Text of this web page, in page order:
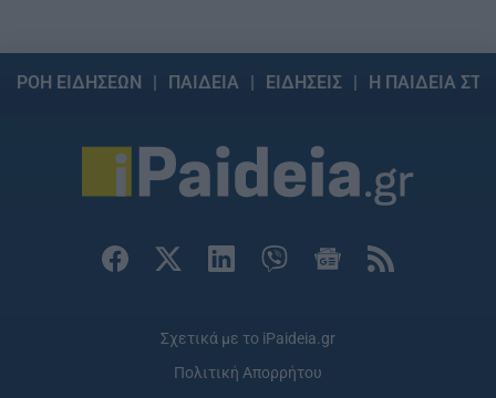
ΡΟΗ ΕΙΔΗΣΕΩΝ ΠΑΙΔΕΙΑ ΕΙΔΗΣΕΙΣ Η ΠΑΙΔΕΙΑ
Σχετικά με το iPaideia.gr
Πολιτική Απορρήτου